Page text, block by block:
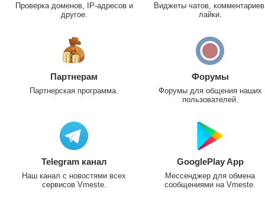
Проверка доменов, IP-адресов и
другое.
Виджеты чатов,
лайки.
Партнерам
Партнерская программа.
Форумы
Форумы для общения наших
пользователей.
Telegram канал
Наш канал с новостями всех
сервисов Vmeste.
GooglePlay App
Мессенджер для обмена
сообщениями на Vmeste.